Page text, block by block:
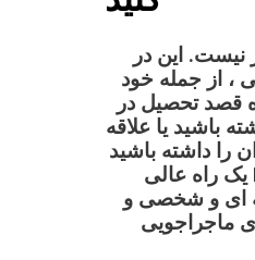
نیست. این در
، از جمله خود
قصد تحصیل در
باشید یا علاقه
را داشته باشید
، آموزش با LIM یک راه عالی
ای و شخصی و
ماجراجویی